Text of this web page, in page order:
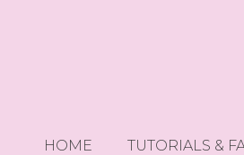
HOME TUTORIALS &